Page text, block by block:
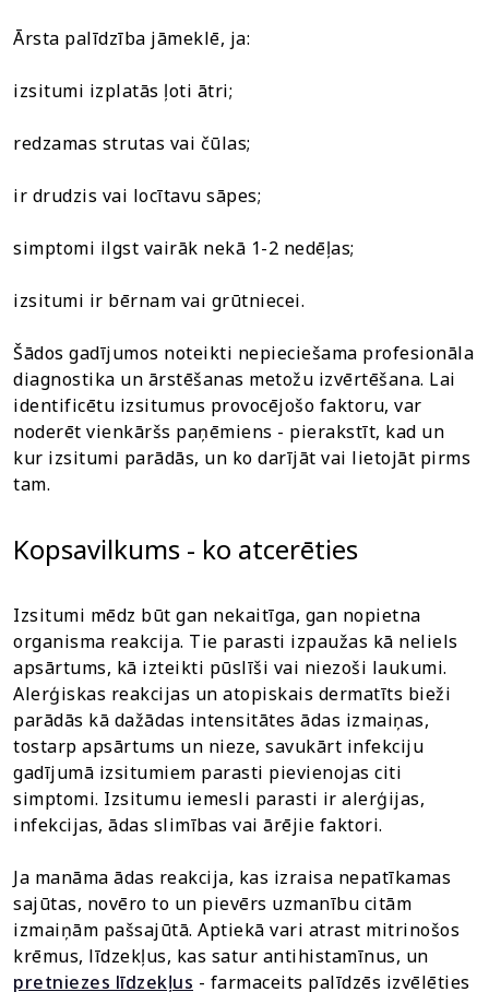
Ārsta palīdzība jāmeklē, ja:
izsitumi izplatās ļoti ātri;
redzamas strutas vai čūlas;
ir drudzis vai locītavu sāpes;
simptomi ilgst vairāk nekā 1-2 nedēļas;
izsitumi ir bērnam vai grūtniecei.
Šādos gadījumos noteikti nepieciešama profesionāla
diagnostika un ārstēšanas metožu izvērtēšana. Lai
identificētu izsitumus provocējošo faktoru, var
noderēt vienkāršs paņēmiens - pierakstīt, kad un
kur izsitumi parādās, un ko darījāt vai lietojāt pirms
tam.
Kopsavilkums - ko atcerēties
Izsitumi mēdz būt gan nekaitīga, gan nopietna
organisma reakcija. Tie parasti izpaužas kā neliels
apsārtums, kā izteikti pūslīši vai niezoši laukumi.
Alerģiskas reakcijas un atopiskais dermatīts bieži
parādās kā dažādas intensitātes ādas izmaiņas,
tostarp apsārtums un nieze, savukārt infekciju
gadījumā izsitumiem parasti pievienojas citi
simptomi. Izsitumu iemesli parasti ir alerģijas,
infekcijas, ādas slimības vai ārējie faktori.
Ja manāma ādas reakcija, kas izraisa nepatīkamas
sajūtas, novēro to un pievērs uzmanību citām
izmaiņām pašsajūtā. Aptiekā vari atrast mitrinošos
krēmus, līdzekļus, kas satur antihistamīnus, un
pretniezes līdzekļus - farmaceits palīdzēs izvēlēties